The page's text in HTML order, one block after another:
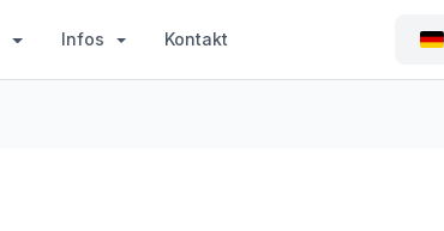
Infos Kontakt